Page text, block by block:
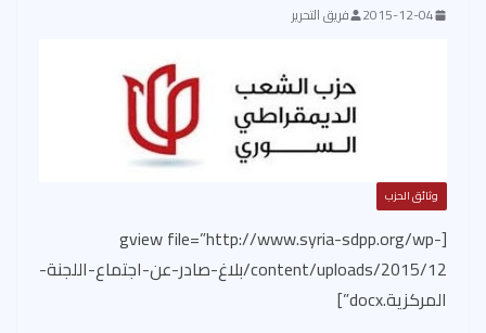
2015-12-04 فريق التحرير
وثائق الحزب
[gview file=”http://www.syria-sdpp.org/wp-
content/uploads/2015/12/بلاغ-صادر-عن-اجتماع-اللجنة-
المركزية.docx”]